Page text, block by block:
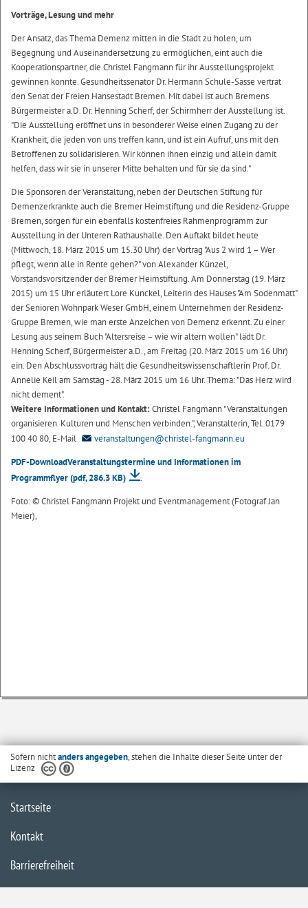
Vorträge, Lesung und mehr
Der Ansatz, das Thema Demenz mitten in die Stadt zu holen, um
Begegnung und Auseinandersetzung zu ermöglichen, eint auch die
Kooperationspartner, die Christel Fangmann für ihr Ausstellungsprojekt
gewinnen konnte. Gesundheitssenator Dr. Hermann Schule-Sasse vertrat
den Senat der Freien Hansestadt Bremen. Mit dabei ist auch Bremens
Bürgermeister a.D. Dr. Henning Scherf, der Schirmherr der Ausstellung ist.
"Die Ausstellung eröffnet uns in besonderer Weise einen Zugang zu der
Krankheit, die jeden von uns treffen kann, und ist ein Aufruf, uns mit den
Betroffenen zu solidarisieren. Wir können ihnen einzig und allein damit
helfen, dass wir sie in unserer Mitte behalten und für sie da sind."
Die Sponsoren der Veranstaltung, neben der Deutschen Stiftung für
Demenzerkrankte auch die Bremer Heimstiftung und die Residenz-Gruppe
Bremen, sorgen für ein ebenfalls kostenfreies Rahmenprogramm zur
Ausstellung in der Unteren Rathaushalle. Den Auftakt bildet heute
(Mittwoch, 18. März 2015 um 15.30 Uhr) der Vortrag "Aus 2 wird 1 – Wer
pflegt, wenn alle in Rente gehen?" von Alexander Künzel,
Vorstandsvorsitzender der Bremer Heimstiftung. Am Donnerstag (19. März
2015) um 15 Uhr erläutert Lore Kunckel, Leiterin des Hauses "Am Sodenmatt"
der Senioren Wohnpark Weser GmbH, einem Unternehmen der Residenz-
Gruppe Bremen, wie man erste Anzeichen von Demenz erkennt. Zu einer
Lesung aus seinem Buch "Altersreise – wie wir altern wollen" lädt Dr.
Henning Scherf, Bürgermeister a.D., am Freitag (20. März 2015 um 16 Uhr)
ein. Den Abschlussvortrag hält die Gesundheitswissenschaftlerin Prof. Dr.
Annelie Keil am Samstag - 28. März 2015 um 16 Uhr. Thema: "Das Herz wird
nicht dement".
Weitere Informationen und Kontakt:Christel Fangmann "Veranstaltungen
organisieren. Kulturen und Menschen verbinden.", Veranstalterin, Tel. 0179
100 40 80, E-Mail
veranstaltungen@christel-fangmann.eu
PDF-DownloadVeranstaltungstermine und Informationen im
Programmflyer(pdf, 286.3 KB)
.
Foto: © Christel Fangmann Projekt und Eventmanagement (Fotograf Jan
Meier),
Sofern nichtanders angegeben, stehen die Inhalte dieser Seite unter der
Lizenz
Startseite
Kontakt
Barrierefreiheit